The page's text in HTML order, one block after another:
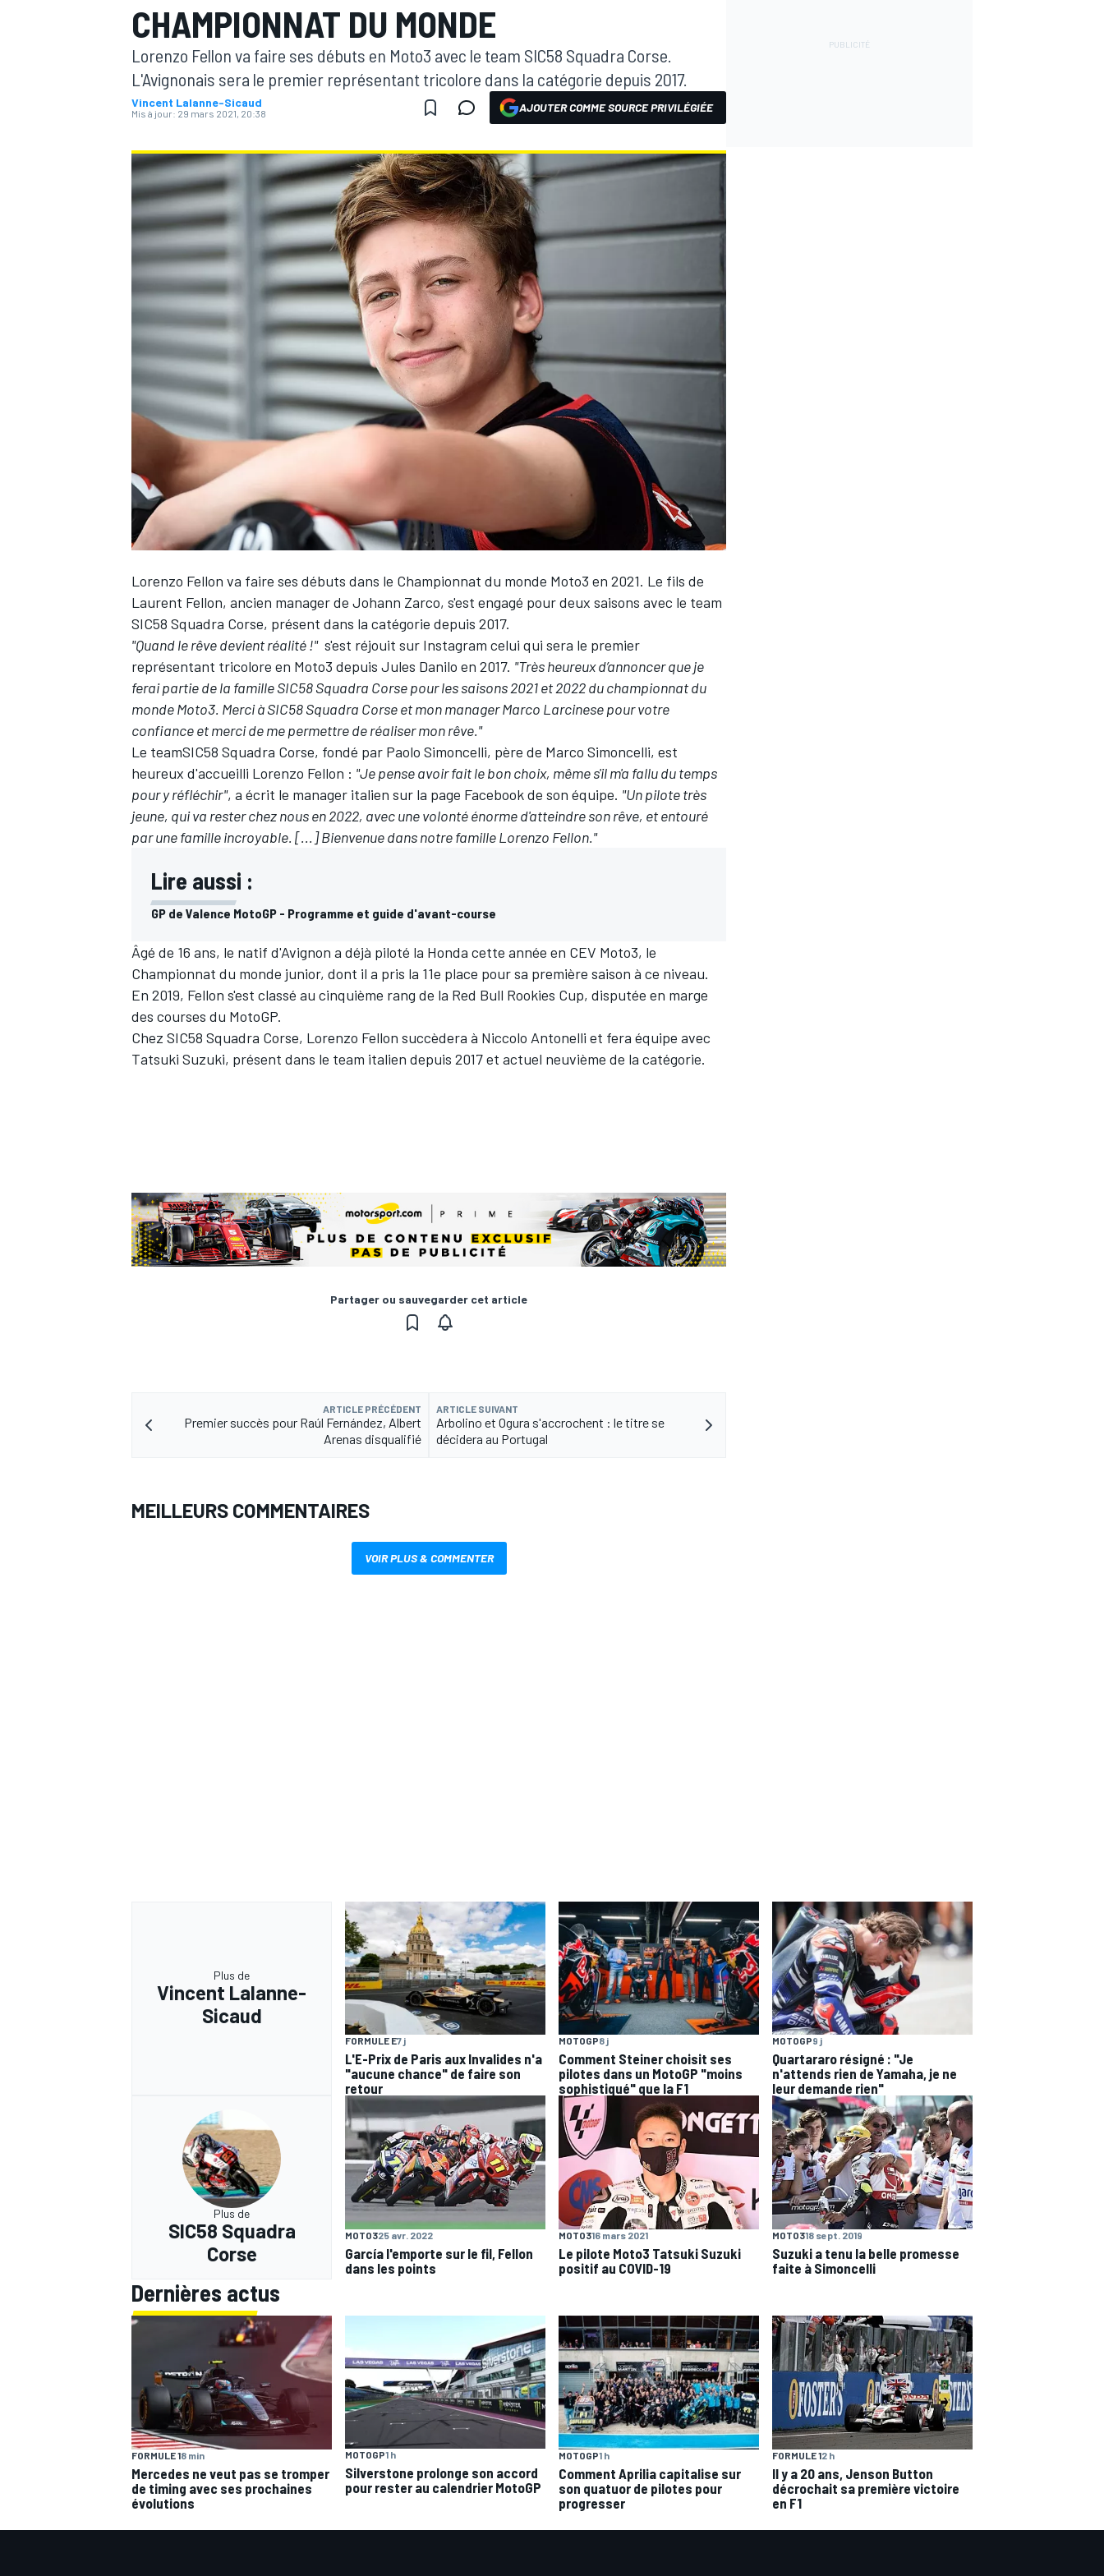
WRC
WEC
CHAMPIONNAT DU MONDE
Lorenzo Fellon va faire ses débuts en Moto3 avec le team SIC58 Squadra Corse.
L'Avignonais sera le premier représentant tricolore dans la catégorie depuis 2017.
Vincent Lalanne-Sicaud
Mis à jour: 29 mars 2021, 20:38 AJOUTER COMME SOURCE PRIVILÉGIÉE
Lorenzo Fellon va faire ses débuts dans le Championnat du monde Moto3 en 2021. Le fils de
Laurent Fellon, ancien manager de Johann Zarco, s'est engagé pour deux saisons avec le team
SIC58 Squadra Corse, présent dans la catégorie depuis 2017.
"Quand le rêve devient réalité !"s'est réjouit sur Instagram celui qui sera le premier
représentant tricolore en Moto3 depuis Jules Danilo en 2017. "Très heureux d’annoncer que je
ferai partie de la famille SIC58 Squadra Corse pour les saisons 2021 et 2022 du championnat du
monde Moto3. Merci à SIC58 Squadra Corse et mon manager Marco Larcinese pour votre
confiance et merci de me permettre de réaliser mon rêve."
Le teamSIC58 Squadra Corse, fondé par Paolo Simoncelli, père de Marco Simoncelli, est
heureux d'accueilli Lorenzo Fellon : "Je pense avoir fait le bon choix, même s'il m'a fallu du temps
pour y réfléchir", a écrit le manager italien sur la page Facebook de son équipe. "Un pilote très
jeune, qui va rester chez nous en 2022, avec une volonté énorme d'atteindre son rêve, et entouré
par une famille incroyable. [...] Bienvenue dans notre famille Lorenzo Fellon."
Lire aussi :
GP de Valence MotoGP - Programme et guide d'avant-course
Âgé de 16 ans, le natif d'Avignon a déjà piloté la Honda cette année en CEV Moto3, le
Championnat du monde junior, dont il a pris la 11e place pour sa première saison à ce niveau.
En 2019, Fellon s'est classé au cinquième rang de la Red Bull Rookies Cup, disputée en marge
des courses du MotoGP.
Chez SIC58 Squadra Corse, Lorenzo Fellon succèdera à Niccolo Antonelli et fera équipe avec
Tatsuki Suzuki, présent dans le team italien depuis 2017 et actuel neuvième de la catégorie.
Partager ou sauvegarder cet article
ARTICLE PRÉCÉDENT
Premier succès pour Raúl Fernández, Albert
Arenas disqualifié
ARTICLE SUIVANT
Arbolino et Ogura s'accrochent : le titre se
décidera au Portugal
MEILLEURS COMMENTAIRES
VOIR PLUS & COMMENTER
Plus de
Vincent Lalanne-
Sicaud
FORMULE E7 j
L'E-Prix de Paris aux Invalides n'a
"aucune chance" de faire son
retour
MOTOGP8 j
Comment Steiner choisit ses
pilotes dans un MotoGP "moins
sophistiqué" que la F1
MOTOGP9 j
Quartararo résigné : "Je
n'attends rien de Yamaha, je ne
leur demande rien"
Plus de
SIC58 Squadra
Corse
MOTO325 avr. 2022
García l'emporte sur le fil, Fellon
dans les points
MOTO316 mars 2021
Le pilote Moto3 Tatsuki Suzuki
positif au COVID-19
MOTO318 sept. 2019
Suzuki a tenu la belle promesse
faite à Simoncelli
Dernières actus
FORMULE 18 min
Mercedes ne veut pas se tromper
de timing avec ses prochaines
évolutions
MOTOGP1 h
Silverstone prolonge son accord
pour rester au calendrier MotoGP
MOTOGP1 h
Comment Aprilia capitalise sur
son quatuor de pilotes pour
progresser
FORMULE 12 h
Il y a 20 ans, Jenson Button
décrochait sa première victoire
en F1